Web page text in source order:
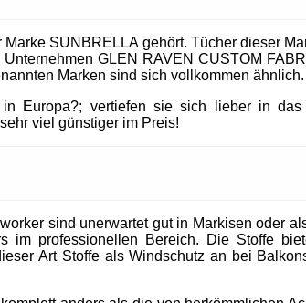
SUNBRELLA gehört. Tücher dieser
GLEN RAVEN CUSTOM
Marken sind sich vollkommen ähnlich.
Europa?; vertiefen sie sich lieber in das
viel günstiger im Preis!
sind unerwartet gut in Markisen oder
im professionellen Bereich. Die Stoffe
Art Stoffe als Windschutz an bei